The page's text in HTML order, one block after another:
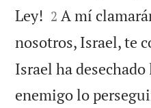
Ley! 

2 A mí
nosotros, Israel, te
Israel ha
enemigo lo